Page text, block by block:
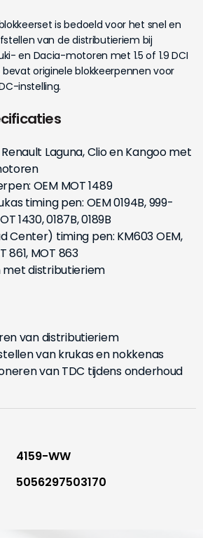
is bedoeld voor het snel en
van de distributieriem bij
en Dacia-motoren met 1.5 of 1.9 DCI
originele blokkeerpennen voor
instelling.
Laguna, Clio en Kangoo met
OEM MOT 1489
timing pen: OEM 0194B, 999-
1430, 0187B, 0189B
Center) timing pen: KM603 OEM,
861, MOT 863
distributieriem
van distributieriem
van krukas en nokkenas
van TDC tijdens onderhoud
4159-WW
5056297503170